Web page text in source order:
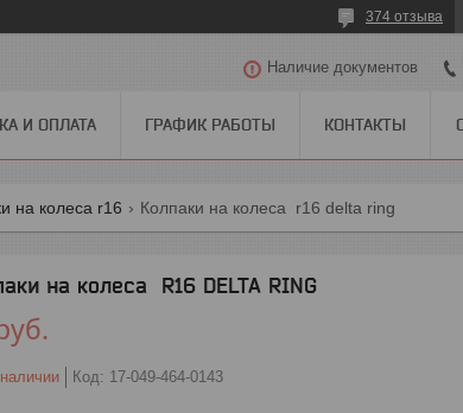
374 отзыва
Наличие документов
И ОПЛАТА ГРАФИК РАБОТЫ КОНТАКТЫ
на колеса r16 Колпаки на колеса r16 delta ring
на колеса R16 DELTA RING
Код: 17-049-464-0143